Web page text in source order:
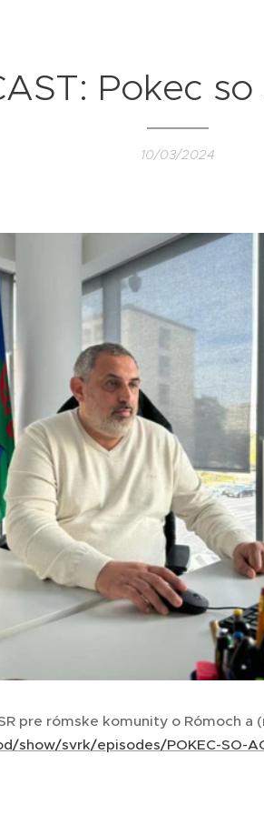
Pokec
10/03/2024
pre rómske komunity o Rómoch a
show/svrk/episodes/POKEC-SO-